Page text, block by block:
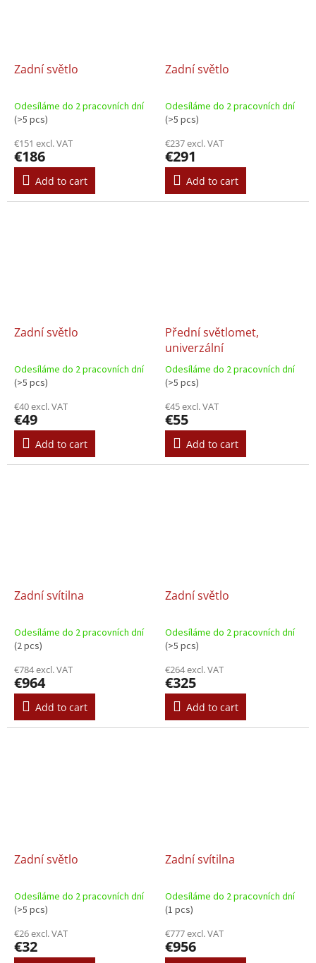
Zadní světlo
Odesíláme do 2 pracovních dní
(>5 pcs)
€151 excl. VAT
€186
Add to cart
Zadní světlo
Odesíláme do 2 pracovních dní
(>5 pcs)
€237 excl. VAT
€291
Add to cart
Zadní světlo
Odesíláme do 2 pracovních dní
(>5 pcs)
€40 excl. VAT
€49
Add to cart
Přední světlomet,
univerzální
Odesíláme do 2 pracovních dní
(>5 pcs)
€45 excl. VAT
€55
Add to cart
Zadní svítilna
Odesíláme do 2 pracovních dní
(2 pcs)
€784 excl. VAT
€964
Add to cart
Zadní světlo
Odesíláme do 2 pracovních dní
(>5 pcs)
€264 excl. VAT
€325
Add to cart
Zadní světlo
Odesíláme do 2 pracovních dní
(>5 pcs)
€26 excl. VAT
€32
Zadní svítilna
Odesíláme do 2 pracovních dní
(1 pcs)
€777 excl. VAT
€956